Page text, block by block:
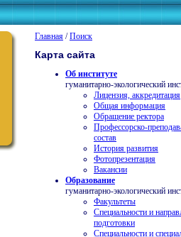
Главная /Поиск
Карта сайта
Об институте
гуманитарно-экологический
Лицензия, аккредитация
Общая информация
Обращение ректора
Профессорско-
состав
История развития
Фотопрезентация
Вакансии
Образование
гуманитарно-экологический
Факультеты
Специальности и
подготовки
Специальности и